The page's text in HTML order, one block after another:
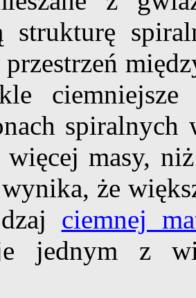
strukturę
spiralnych
więcej masy,
że
ciemnej
jednym z